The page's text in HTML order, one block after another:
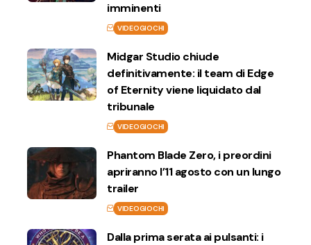
imminenti
VIDEOGIOCHI
Midgar Studio chiude
definitivamente: il team di Edge
of Eternity viene liquidato dal
tribunale
VIDEOGIOCHI
Phantom Blade Zero, i preordini
apriranno l’11 agosto con un lungo
trailer
VIDEOGIOCHI
Dalla prima serata ai pulsanti: i